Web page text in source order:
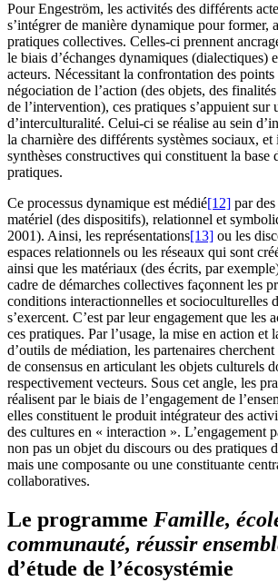
Pour Engeström, les activités des différents
s’intégrer de manière dynamique pour former,
pratiques collectives. Celles-ci prennent
le biais d’échanges dynamiques (dialectiques)
acteurs. Nécessitant la confrontation des points
négociation de l’action (des objets, des
de l’intervention), ces pratiques s’appuient sur
d’interculturalité. Celui-ci se réalise au sein
la charnière des différents systèmes sociaux,
synthèses constructives qui constituent la base
pratiques.
Ce processus dynamique est médié[12] par
matériel (des dispositifs), relationnel et
2001). Ainsi, les représentations[13] ou les
espaces relationnels ou les réseaux qui sont
ainsi que les matériaux (des écrits, par
cadre de démarches collectives façonnent les
conditions interactionnelles et socioculturelles
s’exercent. C’est par leur engagement que les
ces pratiques. Par l’usage, la mise en action et
d’outils de médiation, les partenaires
de consensus en articulant les objets culturels
respectivement vecteurs. Sous cet angle, les
réalisent par le biais de l’engagement de
elles constituent le produit intégrateur des
des cultures en « interaction ». L’engagement
non pas un objet du discours ou des pratiques
mais une composante ou une constituante
collaboratives.
Le programme Famille,
communauté, réussir
d’étude de l’écosystémie